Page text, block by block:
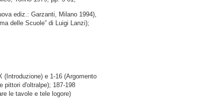
ediz.: Garzanti, Milano 1994),
delle Scuole” di Luigi Lanzi);
(Introduzione) e 1-16 (Argomento
pittori d'oltralpe); 187-198
le tavole e tele logore)